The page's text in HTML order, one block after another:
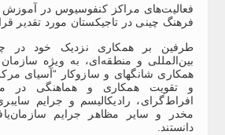
فعالیت‌های مراکز کنفوسیوس در
فرهنگ چینی در تاجیکستان مورد تقدیر
طرفین بر همکاری نزدیک خود در
بین‌المللی و منطقه‌ای، به ویژه
همکاری شانگهای و سازوکار “آسیای
و تقویت همکاری و هماهنگی در
افراط‌گرای، رادیکالیسم و ​​جرایم
مخدر و سایر مظاهر جرایم
دانستند.